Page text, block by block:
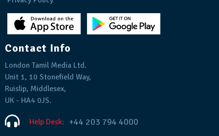
Contact Info
London Tamil Media Ltd.
Unit 1, 10 Stonefield Way,
Ruislip, Middlesex,
UK - HA4 0JS.
Help Desk: +44 203 794 4000